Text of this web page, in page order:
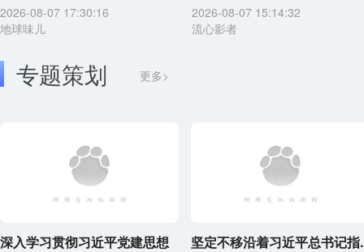
2026-08-07 17:30:16
地球味儿
2026-08-07 15:14:32
流心影者
专题策划 更多>
深入学习贯彻习近平党建思想 坚定不移沿着习近平总书记指